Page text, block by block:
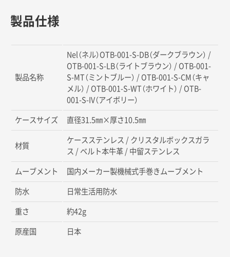
製品仕様
製品名称
Nel（ネル）OTB-001-S-DB（ダークブラウン） /
OTB-001-S-LB（ライトブラウン） / OTB-001-
S-MT（ミントブルー） / OTB-001-S-CM（キャ
メル） / OTB-001-S-WT（ホワイト） / OTB-
001-S-IV（アイボリー）
ケースサイズ
直径31.5㎜×厚さ10.5㎜
材質
ケースステンレス / クリスタルボックスガラ
ス / ベルト本牛革 / 中留ステンレス
ムーブメント
国内メーカー製機械式手巻きムーブメント
防水
日常生活用防水
重さ
約42g
原産国
日本